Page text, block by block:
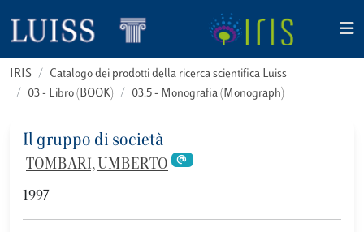
IRIS
Catalogo dei prodotti della ricerca scientifica Luiss
03 - Libro (BOOK)
03.5 - Monografia (Monograph)
Il gruppo di società
TOMBARI, UMBERTO
1997